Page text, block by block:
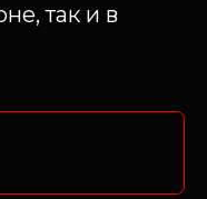
так и в